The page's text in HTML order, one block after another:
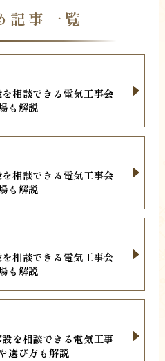
記事一覧
相談できる電気工事会
も解説
相談できる電気工事会
も解説
相談できる電気工事会
も解説
を相談できる電気工事
選び方も解説